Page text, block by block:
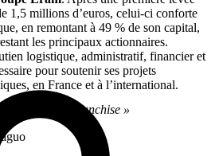
1,5 millions d’euros, celui-ci conforte
en remontant à 49 % de son capital,
les principaux actionnaires.
logistique, administratif, financier et
pour soutenir ses projets
en France et à l’international.
en franchise »